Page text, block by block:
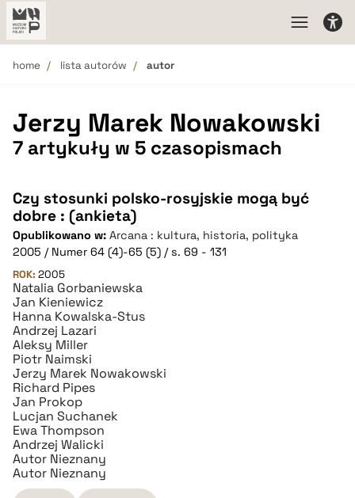
home lista autorów autor
Jerzy Marek Nowakowski
7 artykuły w 5 czasopismach
Czy stosunki polsko-rosyjskie mogą być
dobre : (ankieta)
Opublikowano w: Arcana : kultura, historia, polityka
2005 / Numer 64 (4)-65 (5) / s. 69 - 131
ROK: 2005
Natalia Gorbaniewska
Jan Kieniewicz
Hanna Kowalska-Stus
Andrzej Lazari
Aleksy Miller
Piotr Naimski
Jerzy Marek Nowakowski
Richard Pipes
Jan Prokop
Lucjan Suchanek
Ewa Thompson
Andrzej Walicki
Autor Nieznany
Autor Nieznany